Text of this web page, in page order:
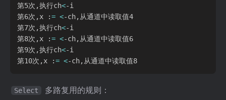
第5次,执行ch<-i
第6次,x := <-ch,从通道中读取值4
第7次,执行ch<-i
第8次,x := <-ch,从通道中读取值6
第9次,执行ch<-i
第10次,x := <
Select
多路复用的规则：